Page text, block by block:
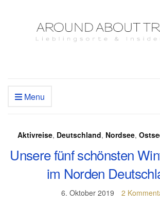
Menu
Aktivreise, Deutschland, Nordsee,
Unsere fünf schönsten
im Norden
6. Oktober 2019 2